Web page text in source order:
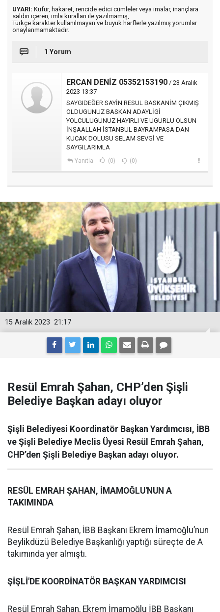
UYARI: Küfür, hakaret, rencide edici cümleler veya imalar, inançlara
saldırı içeren, imla kuralları ile yazılmamış,
Türkçe karakter kullanılmayan ve büyük harflerle yazılmış yorumlar
onaylanmamaktadır.
1 Yorum
ERCAN DENİZ 05352153190 / 23 Aralık
2023 13:37
SAYGIDEĞER SAYİN RESUL BASKANİM ÇIKMIŞ
OLDUGUNUZ BASKAN ADAYLİGİ
YOLCULUGUNUZ HAYIRLI VE UGURLU OLSUN
İNŞAALLAH İSTANBUL BAYRAMPASA DAN
KUCAK DOLUSU SELAM SEVGİ VE
SAYGILARIMLA
Yanıtla (0) (0)
21:17
15 Aralık 2023
Resül Emrah Şahan, CHP’den Şişli
Belediye Başkan adayı oluyor
Şişli Belediyesi Koordinatör Başkan Yardımcısı, İBB
ve Şişli Belediye Meclis Üyesi Resül Emrah Şahan,
CHP’den Şişli Belediye Başkan adayı oluyor.
RESÜL EMRAH ŞAHAN, İMAMOĞLU'NUN A
TAKIMINDA
Resül Emrah Şahan, İBB Başkanı Ekrem İmamoğlu’nun
Beylikdüzü Belediye Başkanlığı yaptığı süreçte de A
takımında yer almıştı.
ŞİŞLİ'DE KOORDİNATÖR BAŞKAN YARDIMCISI
Resül Emrah Şahan, Ekrem İmamoğlu İBB Başkanı